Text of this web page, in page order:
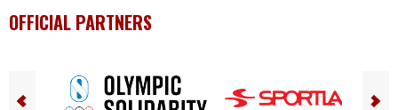
OFFICIAL PARTNERS